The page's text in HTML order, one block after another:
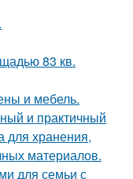
83 кв.
и мебель.
и практичный
для хранения,
материалов.
для семьи с